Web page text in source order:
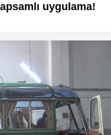
uygulama!